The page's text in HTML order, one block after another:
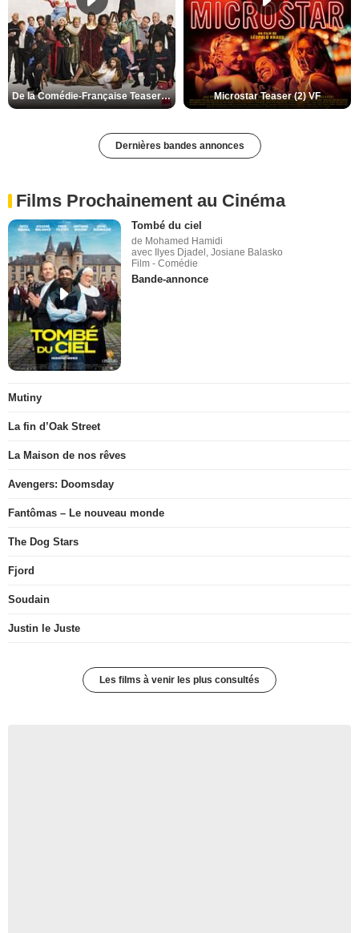
De la Comédie-Française Teaser (3) VF Microstar Teaser (2) VF
Dernières bandes annonces
Films Prochainement au Cinéma
Tombé du ciel
de Mohamed Hamidi
avec Ilyes Djadel, Josiane Balasko
Film - Comédie
Bande-annonce
Mutiny
La fin d’Oak Street
La Maison de nos rêves
Avengers: Doomsday
Fantômas – Le nouveau monde
The Dog Stars
Fjord
Soudain
Justin le Juste
Les films à venir les plus consultés